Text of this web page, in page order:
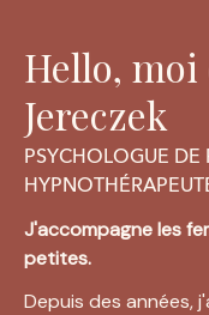
Hello, moi
Jereczek
PSYCHOLOGUE DE
J'accompagne les
petites.
Depuis des années,